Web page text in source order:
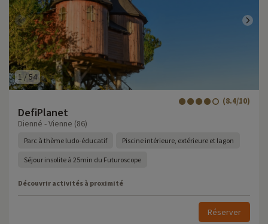
1 /54
DefiPlanet
(8.4/10)
Dienné - Vienne (86)
Parc à thème ludo-éducatif Piscine intérieure, extérieure et lagon
Séjour insolite à 25min du Futuroscope
Découvrir activités à proximité
Réserver